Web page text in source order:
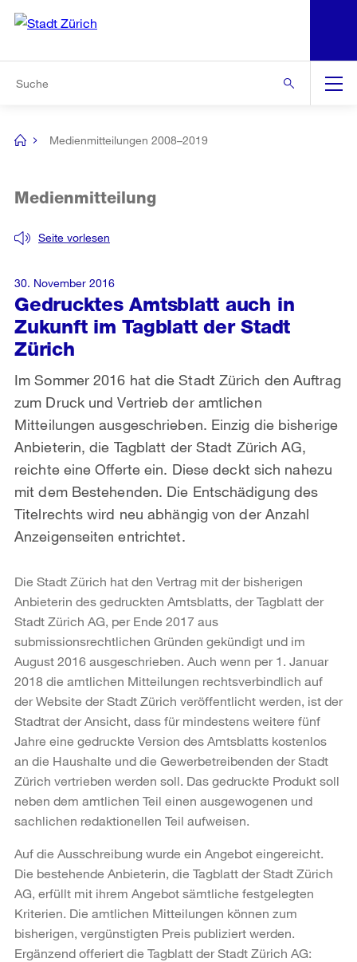
Navigation
[no
Medienmitteilungen 2008–2019
Gedrucktes Amtsblatt auch in
Zukunft im Tagblatt der Stadt
Zürich
Seite vorlesen
Medienmitteilung
Im Sommer 2016 hat die Stadt Zürich den Auftrag
zum Druck und Vertrieb der amtlichen
Mitteilungen ausgeschrieben. Einzig die bisherige
Anbieterin, die Tagblatt der Stadt Zürich AG,
reichte eine Offerte ein. Diese deckt sich nahezu
mit dem Bestehenden. Die Entschädigung des
Titelrechts wird neu abhängig von der Anzahl
Anzeigenseiten entrichtet.
30. November 2016
Die Stadt Zürich hat den Vertrag mit der bisherigen
Anbieterin des gedruckten Amtsblatts, der Tagblatt der
Stadt Zürich AG, per Ende 2017 aus
submissionsrechtlichen Gründen gekündigt und im
August 2016 ausgeschrieben. Auch wenn per 1. Januar
2018 die amtlichen Mitteilungen rechtsverbindlich auf
der Website der Stadt Zürich veröffentlicht werden, ist der
Stadtrat der Ansicht, dass für mindestens weitere fünf
Jahre eine gedruckte Version des Amtsblatts kostenlos
an die Haushalte und die Gewerbetreibenden der Stadt
Zürich vertrieben werden soll. Das gedruckte Produkt soll
neben dem amtlichen Teil einen ausgewogenen und
sachlichen redaktionellen Teil aufweisen.
Auf die Ausschreibung wurde ein Angebot eingereicht.
Die bestehende Anbieterin, die Tagblatt der Stadt Zürich
AG, erfüllt mit ihrem Angebot sämtliche festgelegten
Kriterien. Die amtlichen Mitteilungen können zum
bisherigen, vergünstigten Preis publiziert werden.
Ergänzend offeriert die Tagblatt der Stadt Zürich AG: